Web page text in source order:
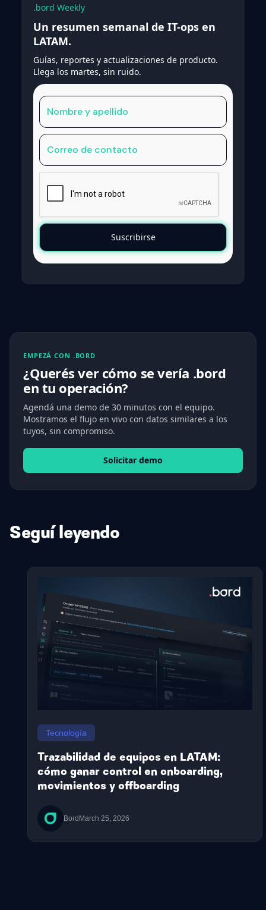
.bord Weekly
Un resumen semanal de IT-ops en
LATAM.
Guías, reportes y actualizaciones de producto.
Llega los martes, sin ruido.
EMPEZÁ CON .BORD
¿Querés ver cómo se vería .bord
en tu operación?
Agendá una demo de 30 minutos con el equipo.
Mostramos el flujo en vivo con datos similares a los
tuyos, sin compromiso.
Solicitar demo
Seguí leyendo
Tecnología
Trazabilidad de equipos en LATAM:
cómo ganar control en onboarding,
movimientos y offboarding
BordMarch 25, 2026